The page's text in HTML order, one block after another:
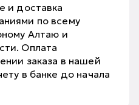
и доставка
по всему
Алтаю и
Оплата
заказа в нашей
в банке до начала